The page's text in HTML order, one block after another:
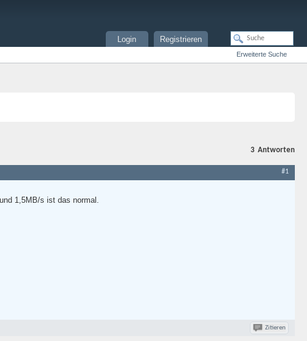
Registrieren
Login
Erweiterte Suche
3 Antworten
#1
1,5MB/s ist das normal.
Zitieren